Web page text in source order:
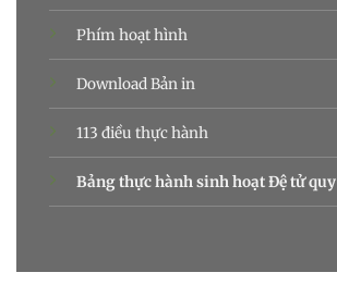
Phím hoạt hình
Download Bản in
113 điều thực hành
Bảng thực hành sinh hoạt Đệ tử quy